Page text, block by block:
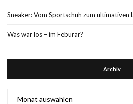
Sneaker: Vom Sportschuh zum ultimativen
Was war los – im Feburar?
Archiv